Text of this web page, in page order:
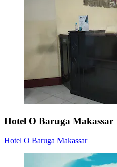
Hotel O Baruga Makassar
Hotel O Baruga Makassar